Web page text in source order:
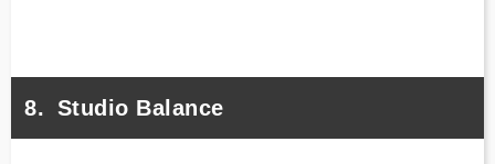
Studio Balance